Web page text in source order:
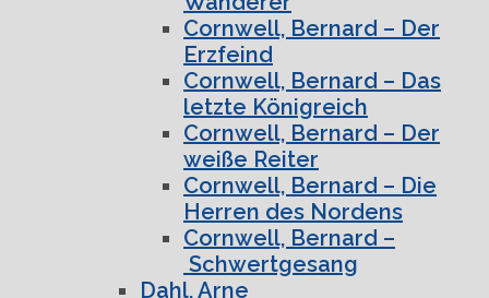
Cornwell, Bernard – Der
Erzfeind
Cornwell, Bernard – Das
letzte Königreich
Cornwell, Bernard – Der
weiße Reiter
Cornwell, Bernard – Die
Herren des Nordens
Cornwell, Bernard –
Schwertgesang
Dahl, Arne